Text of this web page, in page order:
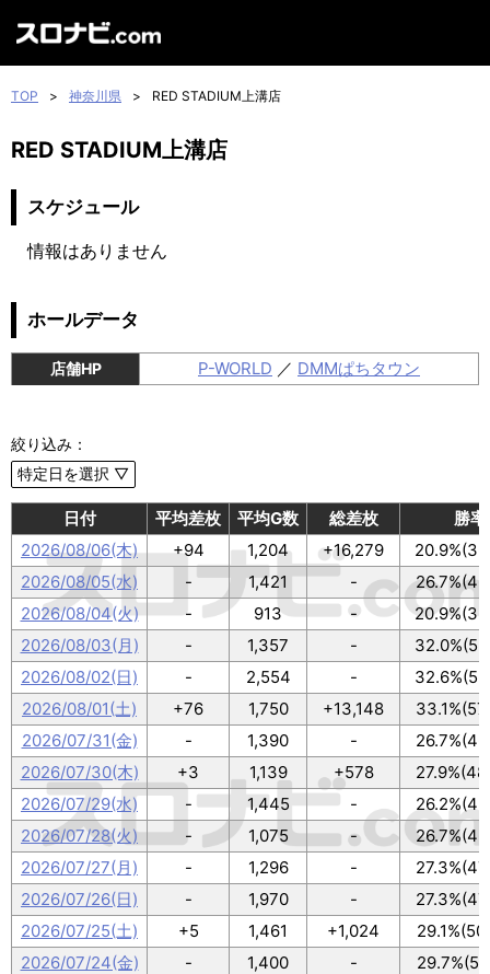
TOP > 神奈川県 > RED STADIUM上溝店
RED STADIUM上溝店
スケジュール
情報はありません
ホールデータ
店舗HP P-WORLD ／ DMMぱちタウン
絞り込み：
日付 平均差枚 平均G数 総差枚
勝率
2026/08/06(木)
+94 1,204 +16,279
2026/08/05(水)
- 1,421 -
2026/08/04(火)
- 913 -
2026/08/03(月)
- 1,357 -
2026/08/02(日)
- 2,554 -
2026/08/01(土)
+76 1,750 +13,148
2026/07/31(金)
- 1,390 -
2026/07/30(木)
+3 1,139 +578
2026/07/29(水)
- 1,445 -
2026/07/28(火)
- 1,075 -
2026/07/27(月)
- 1,296 -
2026/07/26(日)
- 1,970 -
2026/07/25(土)
+5 1,461 +1,024
2026/07/24(金)
- 1,400 -